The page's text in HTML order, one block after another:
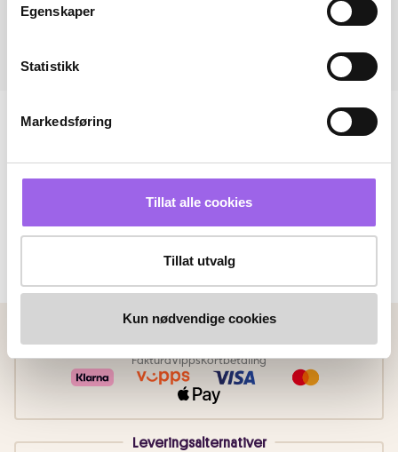
Egenskaper
Statistikk
Markedsføring
Tillat alle cookies
Tillat utvalg
Kun nødvendige cookies
FakturaVippsKortbetaling
Leveringsalternativer